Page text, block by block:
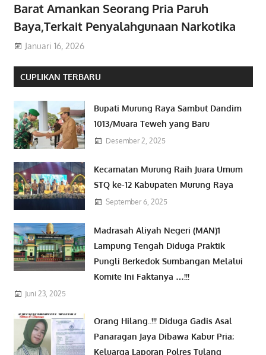
Barat Amankan Seorang Pria Paruh
Baya,Terkait Penyalahgunaan Narkotika
Januari 16, 2026
CUPLIKAN TERBARU
Bupati Murung Raya Sambut Dandim
1013/Muara Teweh yang Baru
Desember 2, 2025
Kecamatan Murung Raih Juara Umum
STQ ke-12 Kabupaten Murung Raya
September 6, 2025
Madrasah Aliyah Negeri (MAN)1
Lampung Tengah Diduga Praktik
Pungli Berkedok Sumbangan Melalui
Komite Ini Faktanya …!!!
Juni 23, 2025
Orang Hilang..!!! Diduga Gadis Asal
Panaragan Jaya Dibawa Kabur Pria;
Keluarga Laporan Polres Tulang